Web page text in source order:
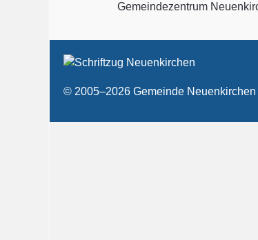
Gemeindezentrum
© 2005–2026 Gemeinde Neuenkirchen